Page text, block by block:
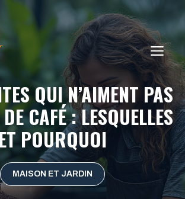
QUI N’AIMENT PAS
CAFÉ : LESQUELLES
POURQUOI
MAISON ET JARDIN